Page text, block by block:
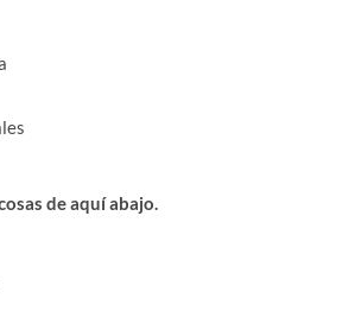
de aquí abajo.